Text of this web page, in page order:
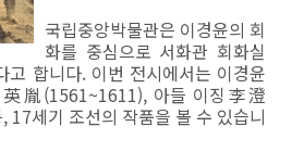
국립중앙박물관은 이경윤의 회
화를 중심으로 서화관 회화실
고 합니다. 이번 전시에서는 이경윤
胤(1561~1611), 아들 이징李澄
17세기 조선의 작품을 볼 수 있습니